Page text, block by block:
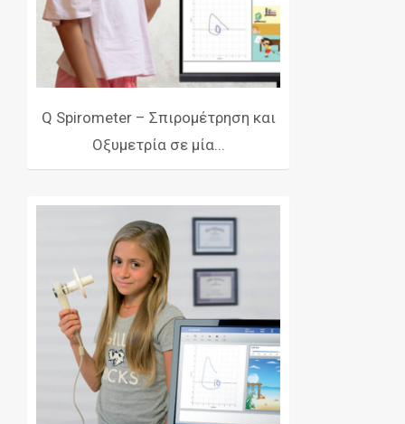
Q Spirometer – Σπιρομέτρηση και
Οξυμετρία σε μία...